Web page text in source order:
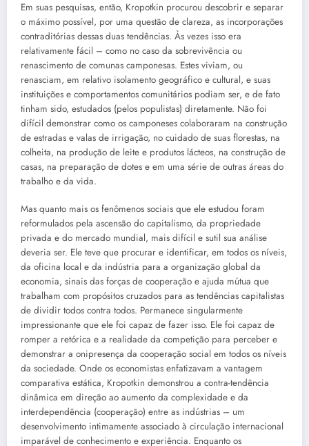
Em suas pesquisas, então, Kropotkin procurou descobrir e separar
o máximo possível, por uma questão de clareza, as incorporações
contraditórias dessas duas tendências. Às vezes isso era
relativamente fácil – como no caso da sobrevivência ou
renascimento de comunas camponesas. Estes viviam, ou
renasciam, em relativo isolamento geográfico e cultural, e suas
instituições e comportamentos comunitários podiam ser, e de fato
tinham sido, estudados (pelos populistas) diretamente. Não foi
difícil demonstrar como os camponeses colaboraram na construção
de estradas e valas de irrigação, no cuidado de suas florestas, na
colheita, na produção de leite e produtos lácteos, na construção de
casas, na preparação de dotes e em uma série de outras áreas do
trabalho e da vida.
Mas quanto mais os fenômenos sociais que ele estudou foram
reformulados pela ascensão do capitalismo, da propriedade
privada e do mercado mundial, mais difícil e sutil sua análise
deveria ser. Ele teve que procurar e identificar, em todos os níveis,
da oficina local e da indústria para a organização global da
economia, sinais das forças de cooperação e ajuda mútua que
trabalham com propósitos cruzados para as tendências capitalistas
de dividir todos contra todos. Permanece singularmente
impressionante que ele foi capaz de fazer isso. Ele foi capaz de
romper a retórica e a realidade da competição para perceber e
demonstrar a onipresença da cooperação social em todos os níveis
da sociedade. Onde os economistas enfatizavam a vantagem
comparativa estática, Kropotkin demonstrou a contra-tendência
dinâmica em direção ao aumento da complexidade e da
interdependência (cooperação) entre as indústrias – um
desenvolvimento intimamente associado à circulação internacional
imparável de conhecimento e experiência. Enquanto os